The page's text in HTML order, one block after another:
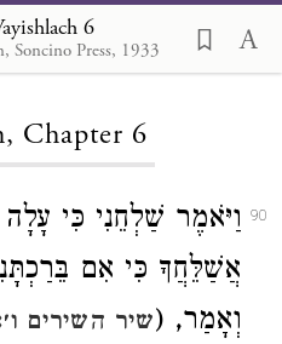
6
Soncino Press, 1933
Chapter 6
90 וַיֹּאמֶר שַׁלְחֵנִי כִּי
אֲשַׁלֵּחֲךָ כִּי אִם
וְאָמַר, (שיר השירים